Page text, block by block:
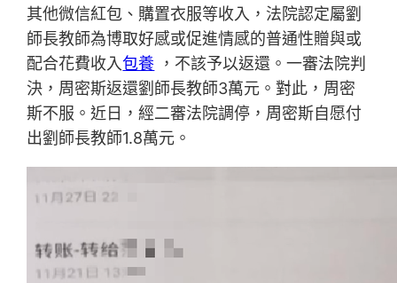
其他微信紅包、購置衣服等收入，法院認定屬劉
師長教師為博取好感或促進情感的普通性贈與或
配合花費收入包養 ，不該予以返還。一審法院判
決，周密斯返還劉師長教師3萬元。對此，周密
斯不服。近日，經二審法院調停，周密斯自愿付
出劉師長教師1.8萬元。